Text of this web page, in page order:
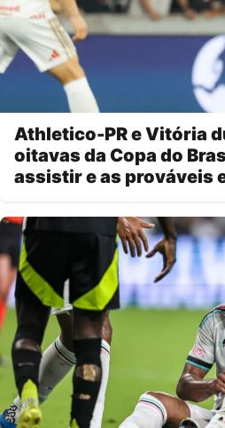
Athletico-PR e Vitória
oitavas da Copa do
assistir e as prováveis